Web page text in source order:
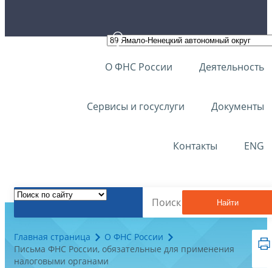
О ФНС России Деятельность
Сервисы и госуслуги Документы
Контакты ENG
Найти
Главная страница
О ФНС России
Письма ФНС России, обязательные для применения
налоговыми органами